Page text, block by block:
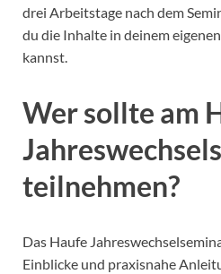
drei Arbeitstage nach dem
du die Inhalte in deinem
kannst.
Wer sollte am
teilnehmen?
Das Haufe
Einblicke und praxisnahe